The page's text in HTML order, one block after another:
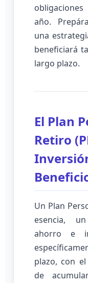
año.
una
beneficiará
largo plazo.
El Plan
Retiro
Un Plan
esencia,
ahorro e
plazo, con
de